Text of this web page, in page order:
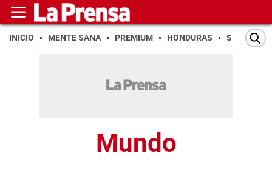
INICIO MENTE SANA PREMIUM HONDURAS SAN PEDRO
Mundo